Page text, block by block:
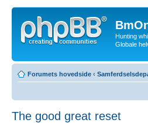
Hunting
Globale
Forumets hovedside ‹
The good great reset